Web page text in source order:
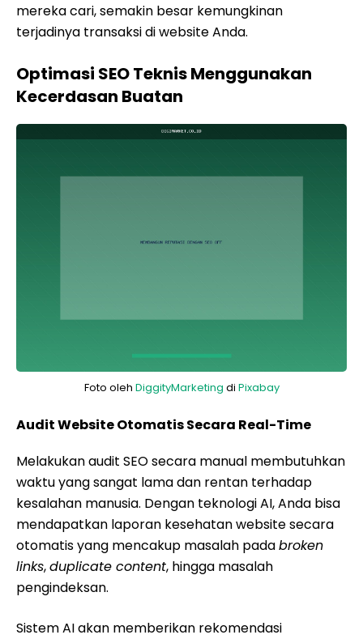
mereka cari, semakin besar kemungkinan
terjadinya transaksi di website Anda.
Optimasi SEO Teknis Menggunakan
Kecerdasan Buatan
Foto oleh DiggityMarketing di Pixabay
Audit Website Otomatis Secara Real-Time
Melakukan audit SEO secara manual membutuhkan
waktu yang sangat lama dan rentan terhadap
kesalahan manusia. Dengan teknologi AI, Anda bisa
mendapatkan laporan kesehatan website secara
otomatis yang mencakup masalah padabroken
links,duplicate content, hingga masalah
pengindeksan.
Sistem AI akan memberikan rekomendasi